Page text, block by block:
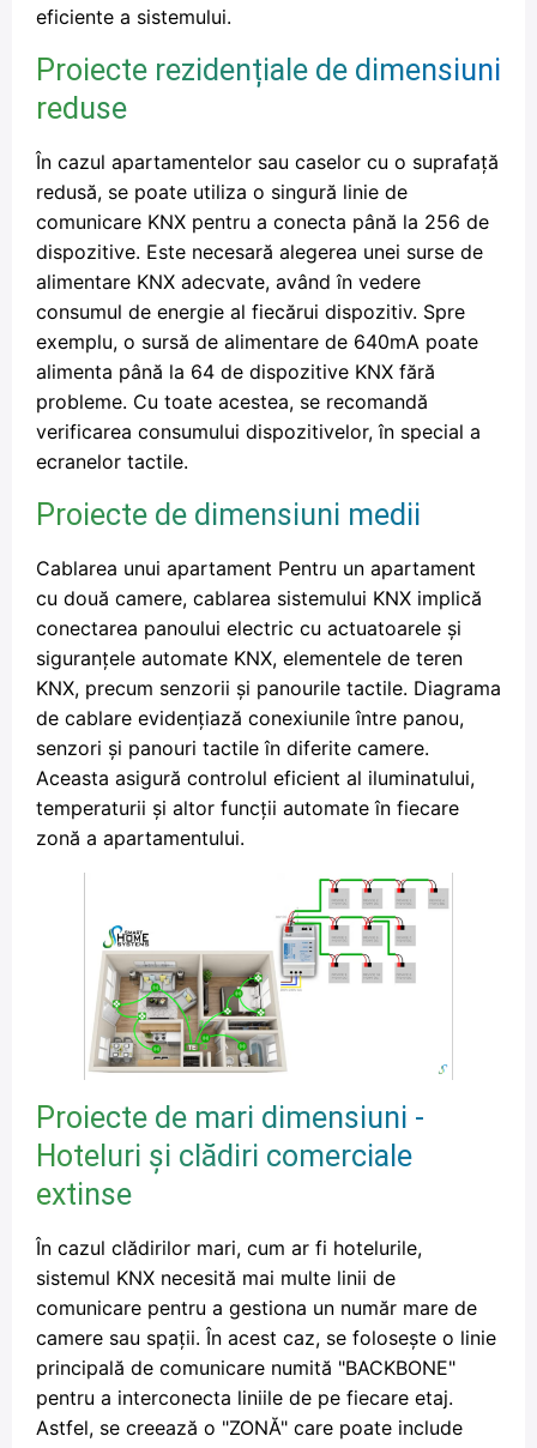
eficiente a sistemului.
Proiecte rezidențiale de dimensiuni
reduse
În cazul apartamentelor sau caselor cu o suprafață
redusă, se poate utiliza o singură linie de
comunicare KNX pentru a conecta până la 256 de
dispozitive. Este necesară alegerea unei surse de
alimentare KNX adecvate, având în vedere
consumul de energie al fiecărui dispozitiv. Spre
exemplu, o sursă de alimentare de 640mA poate
alimenta până la 64 de dispozitive KNX fără
probleme. Cu toate acestea, se recomandă
verificarea consumului dispozitivelor, în special a
ecranelor tactile.
Proiecte de dimensiuni medii
Cablarea unui apartament Pentru un apartament
cu două camere, cablarea sistemului KNX implică
conectarea panoului electric cu actuatoarele și
siguranțele automate KNX, elementele de teren
KNX, precum senzorii și panourile tactile. Diagrama
de cablare evidențiază conexiunile între panou,
senzori și panouri tactile în diferite camere.
Aceasta asigură controlul eficient al iluminatului,
temperaturii și altor funcții automate în fiecare
zonă a apartamentului.
Proiecte de mari dimensiuni -
Hoteluri și clădiri comerciale
extinse
În cazul clădirilor mari, cum ar fi hotelurile,
sistemul KNX necesită mai multe linii de
comunicare pentru a gestiona un număr mare de
camere sau spații. În acest caz, se folosește o linie
principală de comunicare numită "BACKBONE"
pentru a interconecta liniile de pe fiecare etaj.
Astfel, se creează o "ZONĂ" care poate include